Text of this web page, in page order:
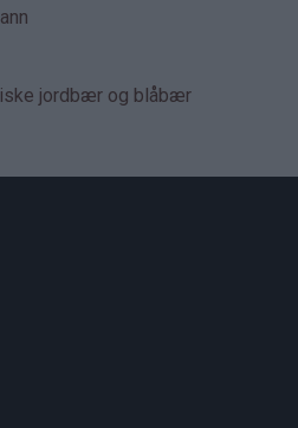
jordbær og blåbær